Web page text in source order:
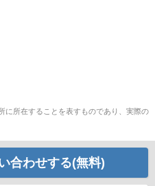
所在することを表すものであり、実際の
合わせする(無料)